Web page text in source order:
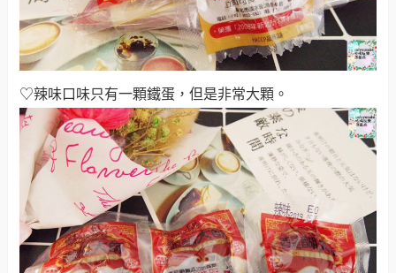
♡辣味口味只有一顆鐵蛋，但是非常大顆 。